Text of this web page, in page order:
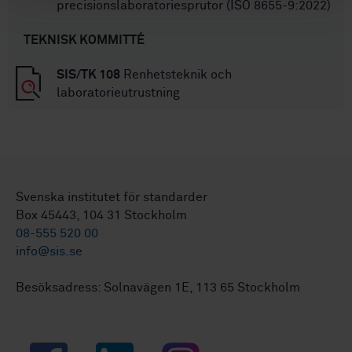
precisionslaboratoriesprutor (ISO 8655-9:2022)
TEKNISK KOMMITTÉ
SIS/TK 108 Renhetsteknik och
laboratorieutrustning
Svenska institutet för standarder
Box 45443, 104 31 Stockholm
08-555 520 00
info@sis.se
Besöksadress: Solnavägen 1E, 113 65 Stockholm